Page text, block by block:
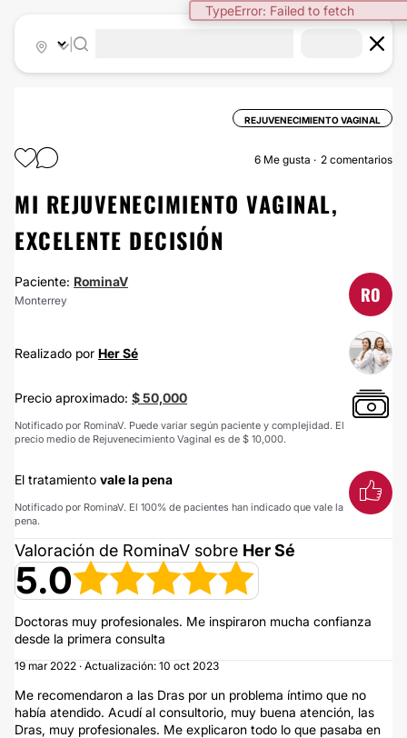
TypeError: Failed to fetch
REJUVENECIMIENTO VAGINAL
6 Me gusta 2 comentarios
MI REJUVENECIMIENTO VAGINAL,
EXCELENTE DECISIÓN
Paciente: RominaV
Monterrey RO
Realizado por Her Sé
Precio aproximado: $ 50,000
Notificado por RominaV. Puede variar según paciente y complejidad. El
precio medio de Rejuvenecimiento Vaginal es de $ 10,000.
El tratamiento vale la pena
Notificado por RominaV. El 100% de pacientes han indicado que vale la
pena.
Valoración de RominaV sobre Her Sé
5.0
Doctoras muy profesionales. Me inspiraron mucha confianza
desde la primera consulta
19 mar 2022 · Actualización: 10 oct 2023
Me recomendaron a las Dras por un problema íntimo que no
había atendido. Acudí al consultorio, muy buena atención, las
Dras, muy profesionales. Me explicaron todo lo que pasaba en